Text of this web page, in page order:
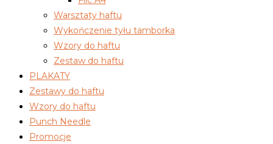
Warsztaty haftu
Wykończenie tyłu tamborka
Wzory do haftu
Zestaw do haftu
PLAKATY
Zestawy do haftu
Wzory do haftu
Punch Needle
Promocje